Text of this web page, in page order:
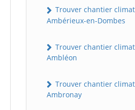
Trouver chantier
Ambérieux-en-Dombes
Trouver chantier
Ambléon
Trouver chantier
Ambronay